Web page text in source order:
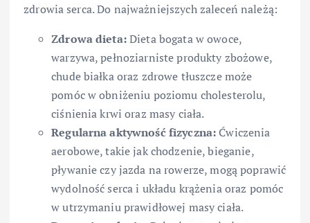
zdrowia serca. Do najważniejszych zaleceń należą:
Zdrowa dieta:Dieta bogata w owoce,
warzywa, pełnoziarniste produkty zbożowe,
chude białka oraz zdrowe tłuszcze może
pomóc w obniżeniu poziomu cholesterolu,
ciśnienia krwi oraz masy ciała.
Regularna aktywność fizyczna: Ćwiczenia
aerobowe, takie jak chodzenie, bieganie,
pływanie czy jazda na rowerze, mogą poprawić
wydolność serca i układu krążenia oraz pomóc
w utrzymaniu prawidłowej masy ciała.